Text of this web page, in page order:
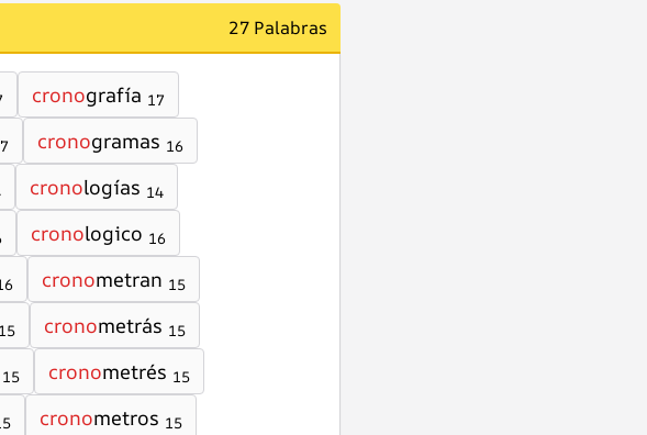
27 Palabras
cronografía 17
cronogramas 16
cronologías 14
cronologico 16
cronometran 15
15 cronometrás 15
15 cronometrés 15
cronometros 15